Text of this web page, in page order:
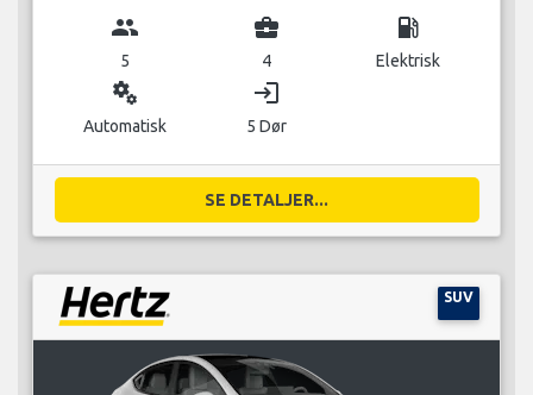
group
5
business_center
4
local_gas_station
Elektrisk
miscellaneous_services
Automatisk
login
5 Dør
SE DETALJER...
SUV